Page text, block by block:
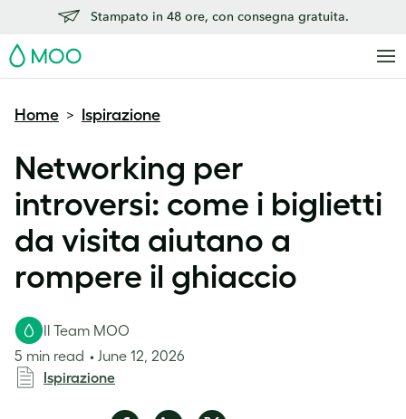
Stampato in 48 ore, con consegna gratuita.
MOO
Home > Ispirazione
Networking per
introversi: come i biglietti
da visita aiutano a
rompere il ghiaccio
Il Team MOO
5 min read
June 12, 2026
Ispirazione